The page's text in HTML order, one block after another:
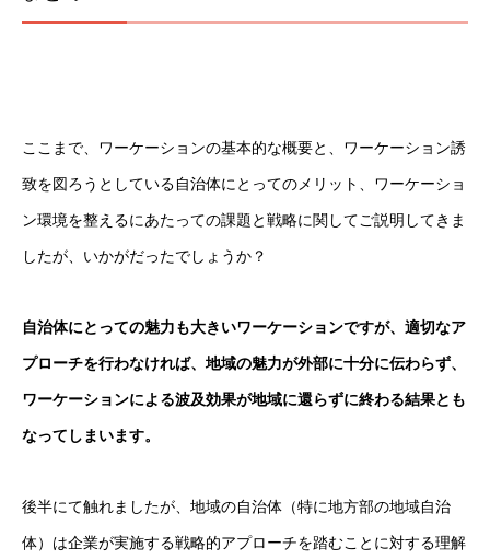
ここまで、ワーケーションの基本的な概要と、ワーケーション誘
致を図ろうとしている自治体にとってのメリット、ワーケーショ
ン環境を整えるにあたっての課題と戦略に関してご説明してきま
したが、いかがだったでしょうか？
自治体にとっての魅力も大きいワーケーションですが、適切なア
プローチを行わなければ、地域の魅力が外部に十分に伝わらず、
ワーケーションによる波及効果が地域に還らずに終わる結果とも
なってしまいます。
後半にて触れましたが、地域の自治体（特に地方部の地域自治
体）は企業が実施する戦略的アプローチを踏むことに対する理解